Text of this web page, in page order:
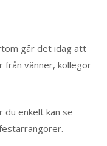
går det idag att
från vänner, kollegor
du enkelt kan se